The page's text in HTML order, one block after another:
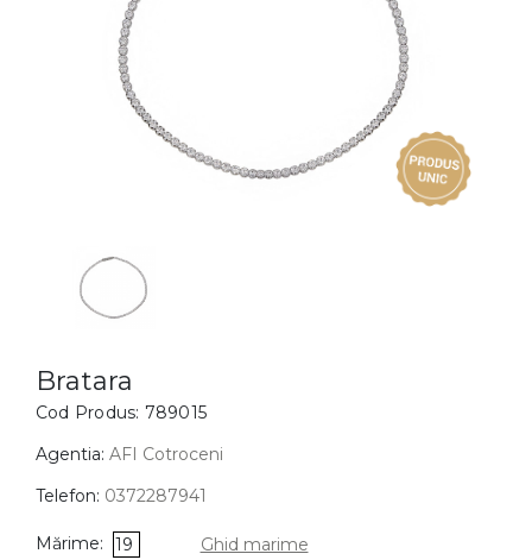
BIJUTERII COPII
Cercei
Bratari
Coliere
Lanturi
Pandantive
Bratara
Cod Produs: 789015
Agentia: AFI Cotroceni
Telefon: 0372287941
Mărime: 19 Ghid marime